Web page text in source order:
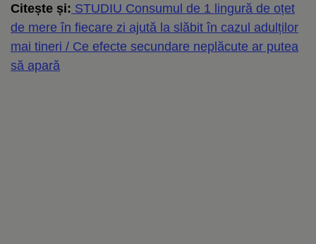
Citește și: STUDIU Consumul de 1 lingură de oțet
de mere în fiecare zi ajută la slăbit în cazul adulților
mai tineri / Ce efecte secundare neplăcute ar putea
să apară